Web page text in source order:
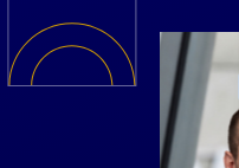
informacija